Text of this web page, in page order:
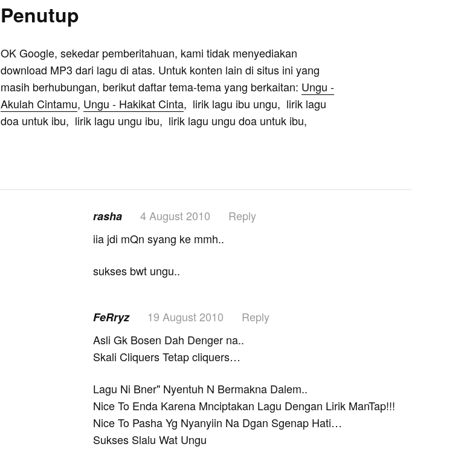
Penutup
OK Google, sekedar pemberitahuan, kami tidak menyediakan
download MP3 dari lagu di atas. Untuk konten lain di situs ini yang
masih berhubungan, berikut daftar tema-tema yang berkaitan: Ungu -
Akulah Cintamu, Ungu - Hakikat Cinta, lirik lagu ibu ungu, lirik lagu
doa untuk ibu, lirik lagu ungu ibu, lirik lagu ungu doa untuk ibu,
rasha 4 August 2010
Reply
iia jdi mQn syang ke mmh..
sukses bwt ungu..
FeRryz 19 August 2010
Reply
Asli Gk Bosen Dah Denger na..
Skali Cliquers Tetap cliquers…
Lagu Ni Bner" Nyentuh N Bermakna Dalem..
Nice To Enda Karena Mnciptakan Lagu Dengan Lirik ManTap!!!
Nice To Pasha Yg Nyanyiin Na Dgan Sgenap Hati…
Sukses Slalu Wat Ungu